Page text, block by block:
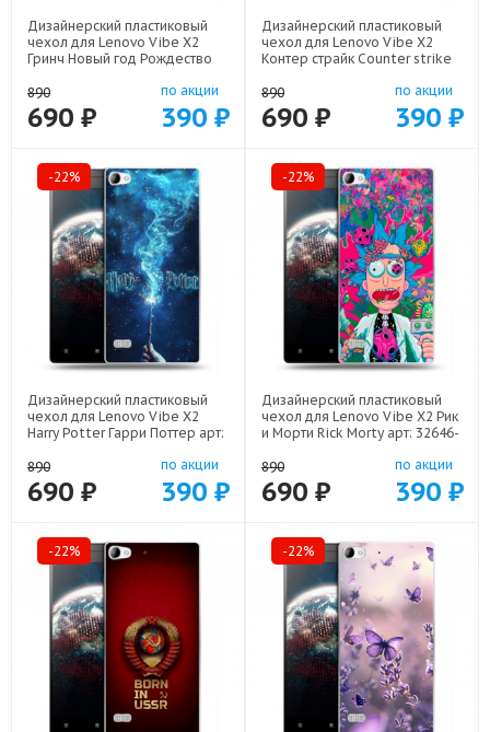
Дизайнерский пластиковый
чехол для Lenovo Vibe X2
Гринч Новый год Рождество
890
690 ₽
по акции
390 ₽
Дизайнерский пластиковый
чехол для Lenovo Vibe X2
Контер страйк Counter strike
890
690 ₽
по акции
390 ₽
-22%
Дизайнерский пластиковый
чехол для Lenovo Vibe X2
Harry Potter Гарри Поттер арт:
890
690 ₽
по акции
390 ₽
-22%
Дизайнерский пластиковый
чехол для Lenovo Vibe X2 Рик
и Морти Rick Morty арт: 32646-
890
690 ₽
по акции
390 ₽
-22% -22%